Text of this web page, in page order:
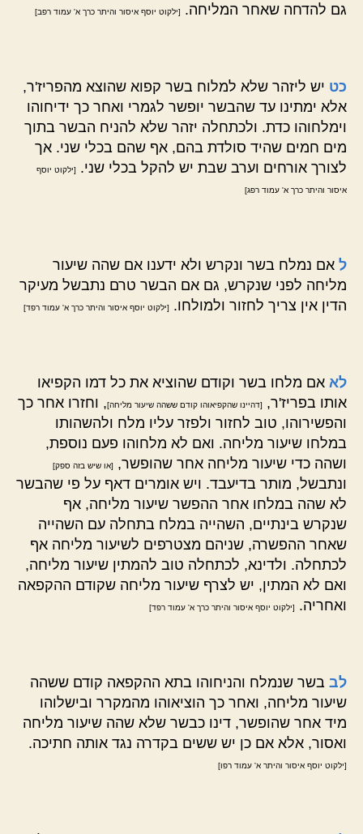
גם להדחה שאחר המליחה.
[ילקוט יוסף איסור והיתר כרך א' עמוד רפב]
כט יש ליזהר שלא למלוח בשר קפוא שהוצא מהפריז'ר,
אלא ימתינו עד שהבשר יופשר לגמרי ואחר כך ידיחוהו
וימלחוהו כדת. ולכתחלה יזהר שלא להניח הבשר בתוך
מים חמים שהיד סולדת בהם, אף שהם בכלי שני. אך
לצורך אורחים וערב שבת יש להקל בכלי שני.
[ילקוט יוסף
איסור והיתר כרך א' עמוד רפג]
ל אם נמלח בשר ונקרש ולא ידענו אם שהה שיעור
מליחה לפני שנקרש, גם אם הבשר טרם נתבשל מעיקר
הדין אין צריך לחזור ולמולחו.
[ילקוט יוסף איסור והיתר כרך א' עמוד רפד]
לא אם מלחו בשר וקודם שהוציא את כל דמו הקפיאו
אותו בפריז'ר,
[דהיינו שהקפיאוהו קודם ששהה שיעור מליחה], וחזרו אחר כך
והפשירוהו, טוב לחזור ולפזר עליו מלח ולהשהותו
במלחו שיעור מליחה. ואם לא מלחוהו פעם נוספת,
ושהה כדי שיעור מליחה אחר שהופשר,
[או שיש בזה ספק]
ונתבשל, מותר בדיעבד. ויש אומרים דאף על פי שהבשר
לא שהה במלחו אחר ההפשר שיעור מליחה, אף
שנקרש בינתיים, השהייה במלח בתחלה עם השהייה
שאחר ההפשרה, שניהם מצטרפים לשיעור מליחה אף
לכתחלה. ולדינא, לכתחלה טוב להמתין שיעור מליחה,
ואם לא המתין, יש לצרף שיעור מליחה שקודם ההקפאה
ואחריה.
[ילקוט יוסף איסור והיתר כרך א' עמוד רפד]
לב בשר שנמלח והניחוהו בתא ההקפאה קודם ששהה
שיעור מליחה, ואחר כך הוציאוהו מהמקרר ובישלוהו
מיד אחר שהופשר, דינו כבשר שלא שהה שיעור מליחה
ואסור, אלא אם כן יש ששים בקדרה נגד אותה חתיכה.
[ילקוט יוסף איסור והיתר א' עמוד רפו]